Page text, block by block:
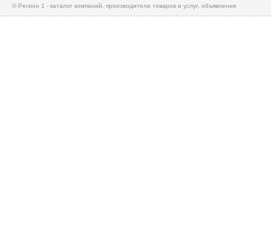
© Регион 1 - каталог компаний, производители товаров и услуг, объявления